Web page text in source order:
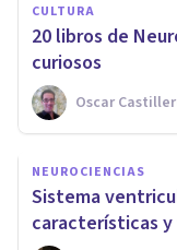
CULTURA
​20 libros de
curiosos
Oscar
NEUROCIENCIAS
Sistema
características